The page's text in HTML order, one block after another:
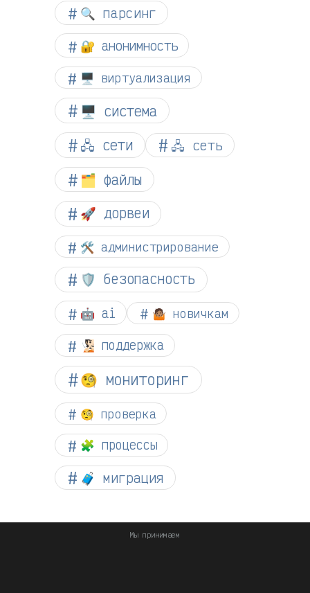
🔍 парсинг
🔐 анонимность
🖥️ виртуализация
🖥️ система
🖧 сети
🖧 сеть
🗂️ файлы
🚀 дорвеи
🛠️ администрирование
🛡️ безопасность
🤖 ai 🤷🏽 новичкам
🧏🏻 поддержка
🧐 мониторинг
🧐 проверка
🧩 процессы
🧳 миграция
Мы принимаем